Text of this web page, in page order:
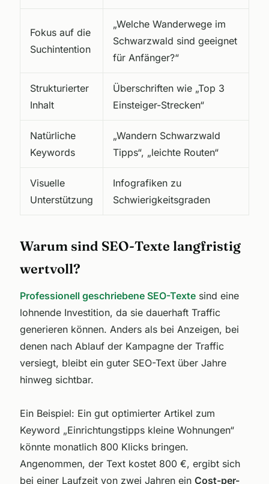
Fokus auf die
Suchintention
„Welche Wanderwege im
Schwarzwald sind geeignet
für Anfänger?“
Strukturierter
Inhalt
Überschriften wie „Top 3
Einsteiger-Strecken“
Natürliche
Keywords
„Wandern Schwarzwald
Tipps“, „leichte Routen“
Visuelle
Unterstützung
Infografiken zu
Schwierigkeitsgraden
Warum sind SEO-Texte langfristig
wertvoll?
Professionell geschriebene SEO-Textesind eine
lohnende Investition, da sie dauerhaft Traffic
generieren können. Anders als bei Anzeigen, bei
denen nach Ablauf der Kampagne der Traffic
versiegt, bleibt ein guter SEO-Text über Jahre
hinweg sichtbar.
Ein Beispiel: Ein gut optimierter Artikel zum
Keyword „Einrichtungstipps kleine Wohnungen“
könnte monatlich 800 Klicks bringen.
Angenommen, der Text kostet 800 €, ergibt sich
bei einer Laufzeit von zwei Jahren ein Cost-per-